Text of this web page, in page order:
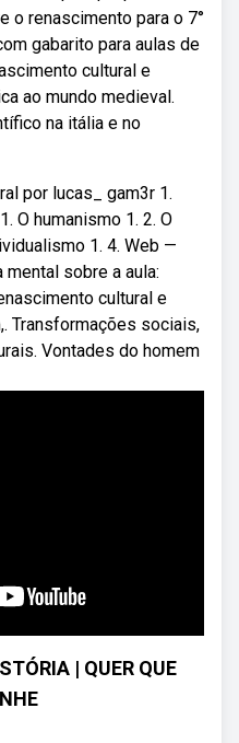
o renascimento para o 7°
gabarito para aulas de
cultural e
ao mundo medieval.
na itália e no
por lucas_ gam3r 1.
O humanismo 1. 2. O
1. 4. Web —
sobre a aula:
cultural e
Transformações sociais,
Vontades do homem
| QUER QUE